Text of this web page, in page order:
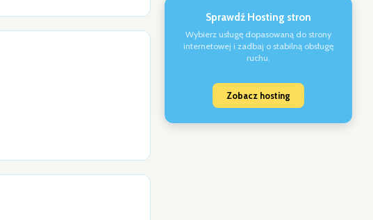
Sprawdź Hosting stron
Wybierz usługę dopasowaną do strony
internetowej i zadbaj o stabilną obsługę
ruchu.
Zobacz hosting